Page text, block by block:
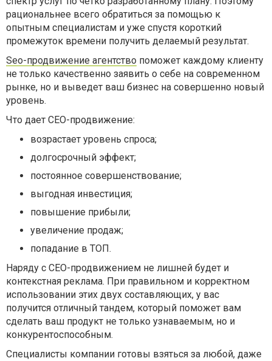
рациональнее всего обратиться за помощью к
опытным специалистам и уже спустя короткий
промежуток времени получить делаемый результат.
Seo-продвижение агентство поможет каждому клиенту
не только качественно заявить о себе на современном
рынке, но и выведет ваш бизнес на совершенно новый
уровень.
Что дает СЕО-продвижение:
возрастает уровень спроса;
долгосрочный эффект;
постоянное совершенствование;
выгодная инвестиция;
повышение прибыли;
увеличение продаж;
попадание в ТОП.
Наряду с СЕО-продвижением не лишней будет и
контекстная реклама. При правильном и корректном
использовании этих двух составляющих, у вас
получится отличный тандем, который поможет вам
сделать ваш продукт не только узнаваемым, но и
конкурентоспособным.
Специалисты компании готовы взяться за любой, даже